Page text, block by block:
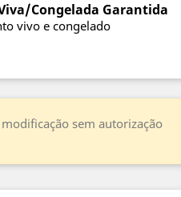
Congelada Garantida
vivo e congelado
sem autorização